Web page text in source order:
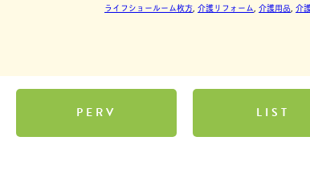
ライフショールーム枚方, 介護リフォーム, 介護用品, 介
PERV LIST